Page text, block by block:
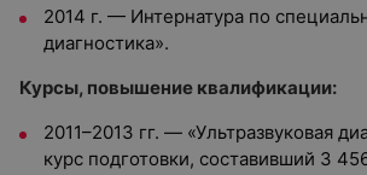
2014 г. — Интернатура по
диагностика».
Курсы, повышение квалификации:
2011–2013 гг. — «Ультразвуковая
курс подготовки, составивший 3